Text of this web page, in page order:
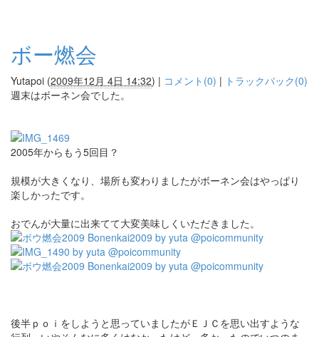
ボー燃会
Yutapoi (2009年12月 4日 14:32) | コメント(0) | トラックバック(0)
週末はボーネン会でした。
2005年からもう5回目？
規模が大きくなり、場所も変わりましたがボーネン会はやっぱり
楽しかったです。
おでんが大量に出来てて大変美味しくいただきました。
後半ｐｏｉをしようと思っていましたがＥＪＣを思い出すような